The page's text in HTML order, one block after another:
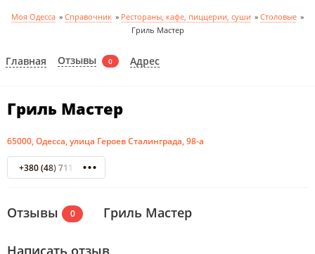
Моя Одесса » Справочник » Рестораны, кафе, пиццерии, суши » Столовые »
Гриль Мастер
Главная Отзывы 0 Адрес
Гриль Мастер
65000, Одесса, улица Героев Сталинграда, 98-а
+380 (48) 711 50 29
Отзывы 0 Гриль Мастер